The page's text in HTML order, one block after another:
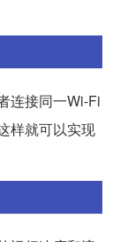
连接同一Wi-Fi
样就可以实现